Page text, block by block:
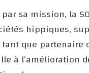
De par sa mission,
sociétés
en tant que
veille à